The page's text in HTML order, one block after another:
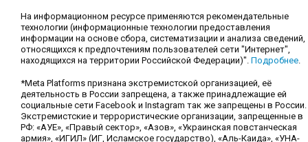
На информационном ресурсе применяются рекомендательные
технологии (информационные технологии предоставления
информации на основе сбора, систематизации и анализа сведений,
относящихся к предпочтениям пользователей сети "Интернет",
находящихся на территории Российской Федерации)". Подробнее.
*Meta Platforms признана экстремистской организацией, её
деятельность в России запрещена, а также принадлежащие ей
социальные сети Facebook и Instagram так же запрещены в России.
Экстремистские и террористические организации, запрещенные в
РФ: «АУЕ», «Правый сектор», «Азов», «Украинская повстанческая
армия», «ИГИЛ» (ИГ, Исламское государство), «Аль-Каида», «УНА-